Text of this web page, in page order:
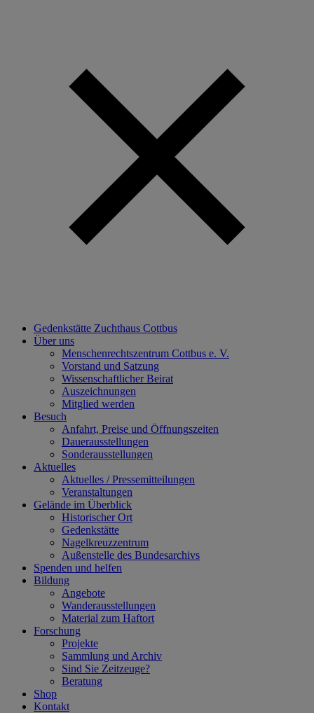
Gedenkstätte Zuchthaus Cottbus
Über uns
Menschenrechtszentrum Cottbus e. V.
Vorstand und Satzung
Wissenschaftlicher Beirat
Auszeichnungen
Mitglied werden
Besuch
Anfahrt, Preise und Öffnungszeiten
Dauerausstellungen
Sonderausstellungen
Aktuelles
Aktuelles / Pressemitteilungen
Veranstaltungen
Gelände im Überblick
Historischer Ort
Gedenkstätte
Nagelkreuzzentrum
Außenstelle des Bundesarchivs
Spenden und helfen
Bildung
Angebote
Wanderausstellungen
Material zum Haftort
Forschung
Projekte
Sammlung und Archiv
Sind Sie Zeitzeuge?
Beratung
Shop
Kontakt